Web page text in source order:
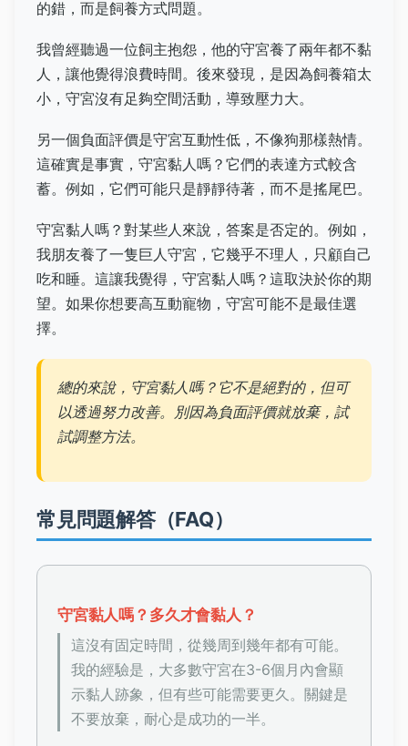
的錯，而是飼養方式問題。
我曾經聽過一位飼主抱怨，他的守宮養了兩年都不黏
人，讓他覺得浪費時間。後來發現，是因為飼養箱太
小，守宮沒有足夠空間活動，導致壓力大。
另一個負面評價是守宮互動性低，不像狗那樣熱情。
這確實是事實，守宮黏人嗎？它們的表達方式較含
蓄。例如，它們可能只是靜靜待著，而不是搖尾巴。
守宮黏人嗎？對某些人來說，答案是否定的。例如，
我朋友養了一隻巨人守宮，它幾乎不理人，只顧自己
吃和睡。這讓我覺得，守宮黏人嗎？這取決於你的期
望。如果你想要高互動寵物，守宮可能不是最佳選
擇。
總的來說，守宮黏人嗎？它不是絕對的，但可
以透過努力改善。別因為負面評價就放棄，試
試調整方法。
常見問題解答（FAQ）
守宮黏人嗎？多久才會黏人？
這沒有固定時間，從幾周到幾年都有可能。
我的經驗是，大多數守宮在3-6個月內會顯
示黏人跡象，但有些可能需要更久。關鍵是
不要放棄，耐心是成功的一半。